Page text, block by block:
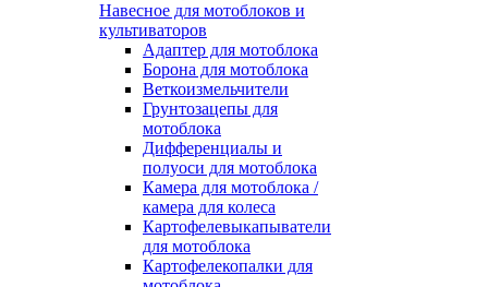
Навесное для мотоблоков и
культиваторов
Адаптер для мотоблока
Борона для мотоблока
Веткоизмельчители
Грунтозацепы для
мотоблока
Дифференциалы и
полуоси для мотоблока
Камера для мотоблока /
камера для колеса
Картофелевыкапыватели
для мотоблока
Картофелекопалки для